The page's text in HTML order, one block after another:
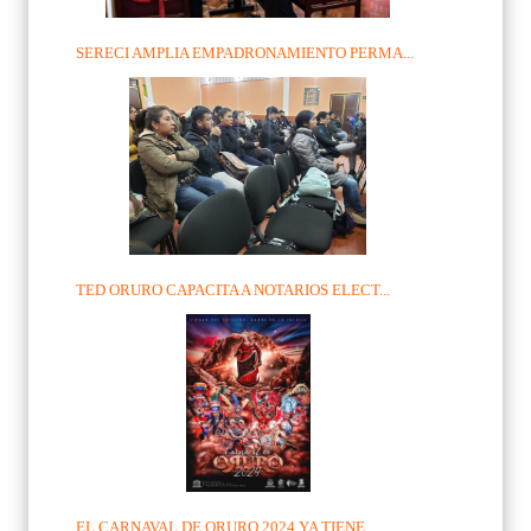
SERECI AMPLIA EMPADRONAMIENTO PERMA...
TED ORURO CAPACITA A NOTARIOS ELECT...
EL CARNAVAL DE ORURO 2024 YA TIENE ...